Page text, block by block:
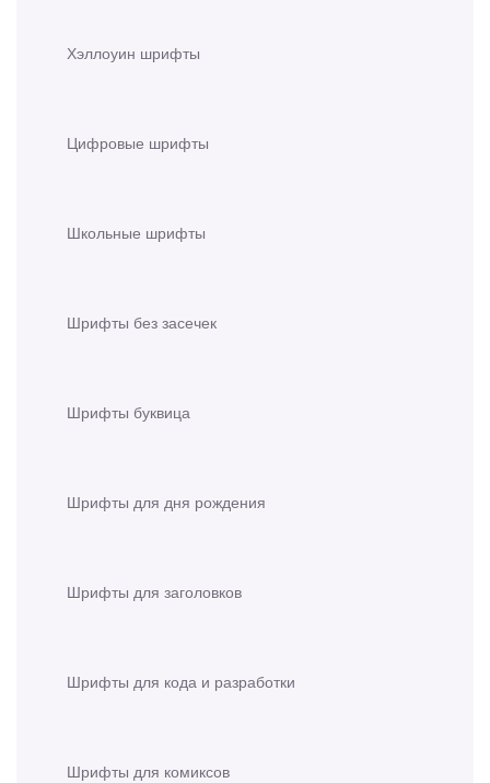
Хэллоуин шрифты
Цифровые шрифты
Школьные шрифты
Шрифты без засечек
Шрифты буквица
Шрифты для дня рождения
Шрифты для заголовков
Шрифты для кода и разработки
Шрифты для комиксов